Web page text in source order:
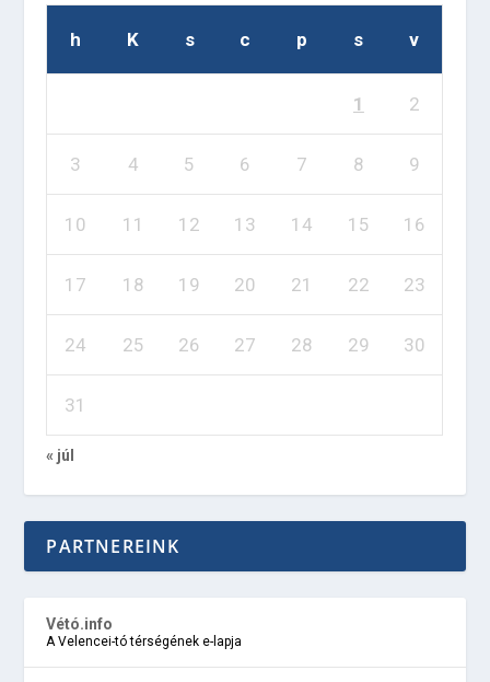
h K s c p s v
1 2
3 4 5 6 7 8 9
10 11 12 13 14 15 16
17 18 19 20 21 22 23
24 25 26 27 28 29 30
31
« júl
PARTNEREINK
Vétó.info
A Velencei-tó térségének e-lapja